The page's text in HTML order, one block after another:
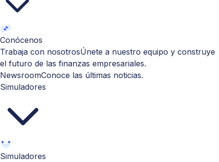
Conócenos
Trabaja con nosotrosÚnete a nuestro equipo y construye
el futuro de las finanzas empresariales.
NewsroomConoce las últimas noticias.
Simuladores
Simuladores